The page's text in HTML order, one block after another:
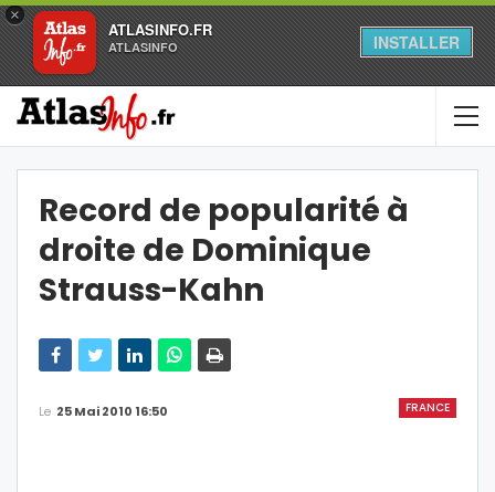
×
ATLASINFO.FR
ATLASINFO INSTALLER
Record de popularité à
droite de Dominique
Strauss-Kahn
FRANCE
Le 25 Mai 2010 16:50